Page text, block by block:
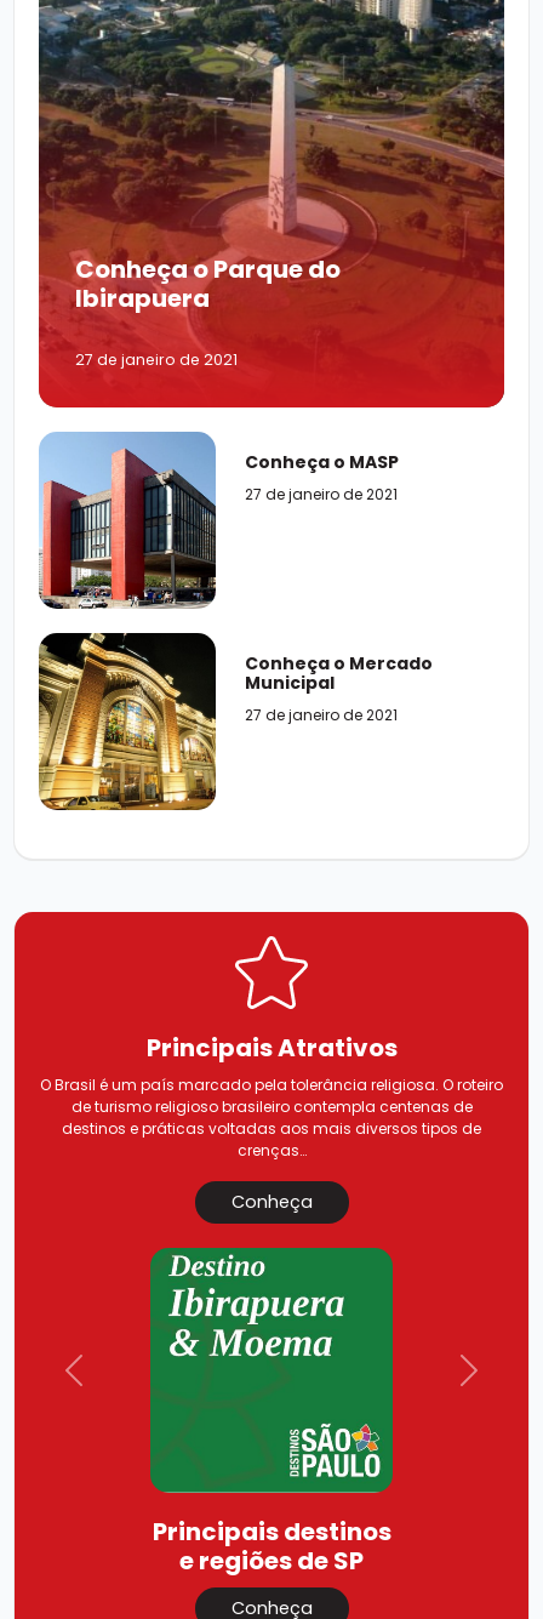
Conheça o Parque do
Ibirapuera
27 de janeiro de 2021
Conheça o MASP
27 de janeiro de 2021
Conheça o Mercado
Municipal
27 de janeiro de 2021
PrincipaisAtrativos
O Brasil é um país marcado pela tolerância religiosa. O roteiro
de turismo religioso brasileiro contempla centenas de
destinos e práticas voltadas aos mais diversos tipos de
crenças…
Conheça
Previous Next
Principais destinos
e regiões de SP
Conheça